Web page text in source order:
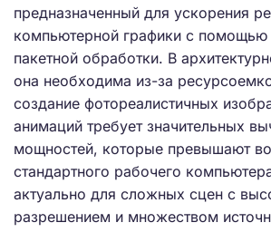
предназначенный для ускорения
компьютерной графики с помощью
пакетной обработки. В
она необходима из-за
создание фотореалистичных
анимаций требует значительных
мощностей, которые превышают
стандартного рабочего
актуально для сложных сцен с
разрешением и множеством